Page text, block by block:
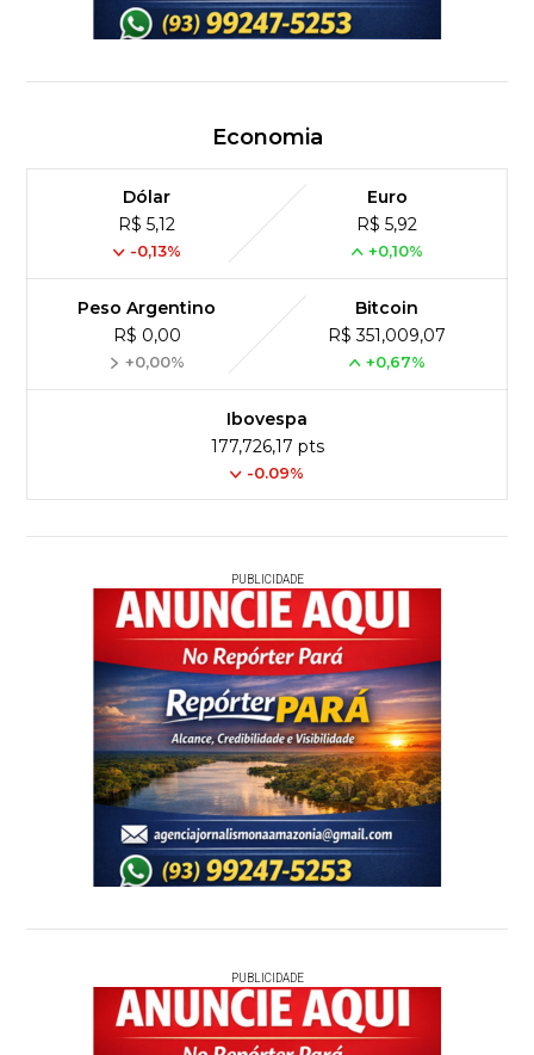
Economia
Dólar
R$ 5,12
-0,13%
Euro
R$ 5,92
+0,10%
Peso Argentino
R$ 0,00
+0,00%
Bitcoin
R$ 351,009,07
+0,67%
Ibovespa
177,726,17 pts
-0.09%
PUBLICIDADE
PUBLICIDADE